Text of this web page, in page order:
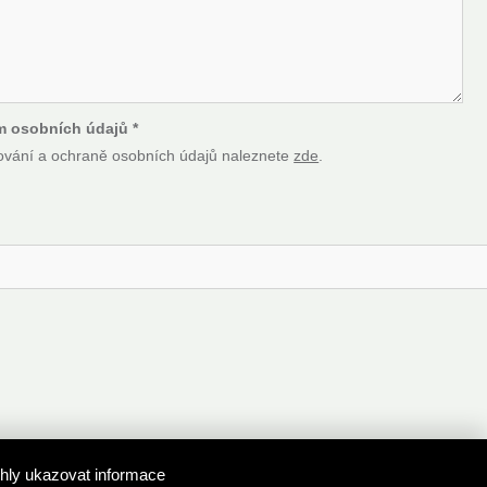
osobních údajů*
a ochraně osobních údajů naleznetezde.
ukazovat informace